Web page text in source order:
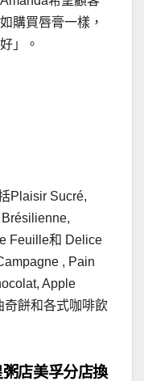
購買唇膏一樣，
」。
Plaisir Sucré,
Feuille和 Delice
, Pain
Apple
奇餅和各式咖啡飲
店美孚分店換